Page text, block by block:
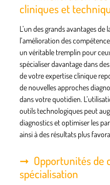
cliniques et
L’un des grands avantages de
l’amélioration des
un véritable tremplin pour
spécialiser davantage dans des
de votre expertise clinique
de nouvelles approches
dans votre quotidien.
outils technologiques peut
diagnostics et optimiser les
ainsi à des résultats plus
Opportunités de
spécialisation